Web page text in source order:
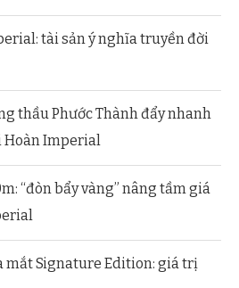
tài sản ý nghĩa truyền đời
thầu Phước Thành đẩy nhanh
Hoàn Imperial
“đòn bẩy vàng” nâng tầm giá
mắt Signature Edition: giá trị